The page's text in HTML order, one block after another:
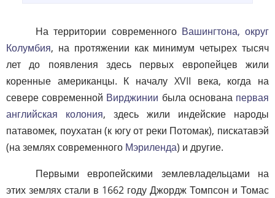
На территории современного Вашингтона, округ
Колумбия, на протяжении как минимум четырех тысяч
лет до появления здесь первых европейцев жили
коренные американцы. К началу XVII века, когда на
севере современной Вирджинии была основана первая
английская колония, здесь жили индейские народы
патавомек, поухатан (к югу от реки Потомак), пискатавэй
(на землях современного Мэриленда) и другие.
Первыми европейскими землевладельцами на
этих землях стали в 1662 году Джордж Томпсон и Томас